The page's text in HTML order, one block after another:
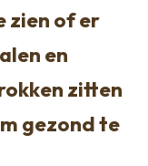
zien of er
en
zitten
gezond te